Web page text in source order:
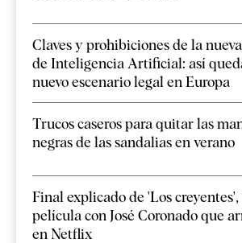
Claves y prohibiciones de la
de Inteligencia Artificial: así
nuevo escenario legal en Europa
Trucos caseros para quitar las
negras de las sandalias en verano
Final explicado de 'Los creyentes',
película con José Coronado que
en Netflix